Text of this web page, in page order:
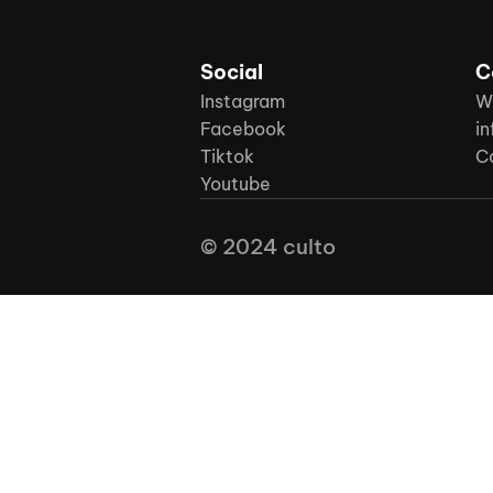
Social
Instagram
Facebook
Tiktok
Youtube
© 2024 culto